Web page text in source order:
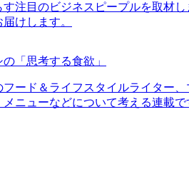
注目のビジネスピープルを取材
けします。
「思考する食欲」
フード＆ライフスタイルライター
ニューなどについて考える連載で